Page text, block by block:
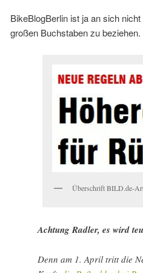
BikeBlogBerlin ist ja an sich
großen Buchstaben zu
Überschrift BILD.de-
Achtung Radler, es wird
Denn am 1. April tritt die